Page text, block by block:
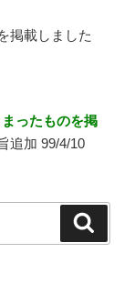
掲載しました
まったものを掲
追加 99/4/10